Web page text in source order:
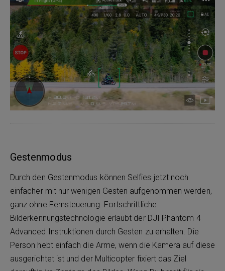
Gestenmodus
Durch den Gestenmodus können Selfies jetzt noch
einfacher mit nur wenigen Gesten aufgenommen werden,
ganz ohne Fernsteuerung. Fortschrittliche
Bilderkennungstechnologie erlaubt der DJI Phantom 4
Advanced Instruktionen durch Gesten zu erhalten. Die
Person hebt einfach die Arme, wenn die Kamera auf diese
ausgerichtet ist und der Multicopter fixiert das Ziel